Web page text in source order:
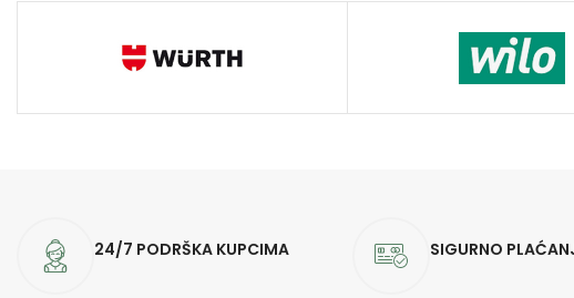
24/7 PODRŠKA KUPCIMA SIGURNO